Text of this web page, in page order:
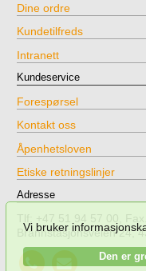
Vi bruker
Den er
Dine ordre
Kundetilfreds
Intranett
Kundeservice
Forespørsel
Kontakt oss
Åpenhetsloven
Etiske retningslinjer
Adresse
Tlf: +47 51 94 57 00,
Brannstasjonsveien 24,
Send